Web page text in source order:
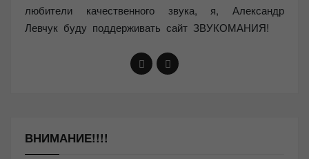
любители качественного звука, я, Александр
Левчук буду поддерживать сайт ЗВУКОМАНИЯ!
ВНИМАНИЕ!!!!